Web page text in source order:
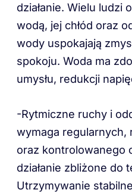
działanie. Wielu ludzi
wodą, jej chłód oraz
wody uspokajają
spokoju. Woda ma
umysłu, redukcji
-Rytmiczne ruchy i
wymaga
oraz kontrolowanego
działanie zbliżone do
Utrzymywanie